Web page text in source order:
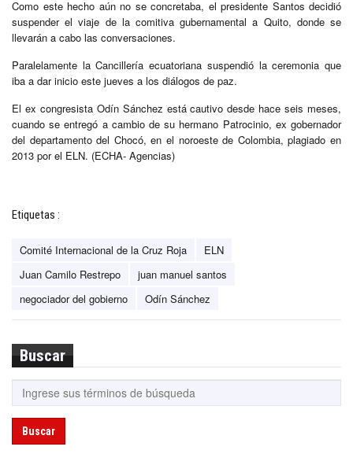
Como este hecho aún no se concretaba, el presidente Santos decidió
suspender el viaje de la comitiva gubernamental a Quito, donde se
llevarán a cabo las conversaciones.
Paralelamente la Cancillería ecuatoriana suspendió la ceremonia que
iba a dar inicio este jueves a los diálogos de paz.
El ex congresista Odín Sánchez está cautivo desde hace seis meses,
cuando se entregó a cambio de su hermano Patrocinio, ex gobernador
del departamento del Chocó, en el noroeste de Colombia, plagiado en
2013 por el ELN. (ECHA- Agencias)
Etiquetas :
Comité Internacional de la Cruz Roja
ELN
Juan Camilo Restrepo
juan manuel santos
negociador del gobierno
Odín Sánchez
Buscar
Buscar